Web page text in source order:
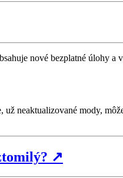
nové bezplatné úlohy a
neaktualizované mody,
↗